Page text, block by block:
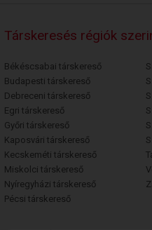
Társkeresés régiók
Békéscsabai társkereső
Budapesti társkereső
Debreceni társkereső
Egri társkereső
Győri társkereső
Kaposvári társkereső
Kecskeméti társkereső
Miskolci társkereső
Nyíregyházi társkereső
Pécsi társkereső